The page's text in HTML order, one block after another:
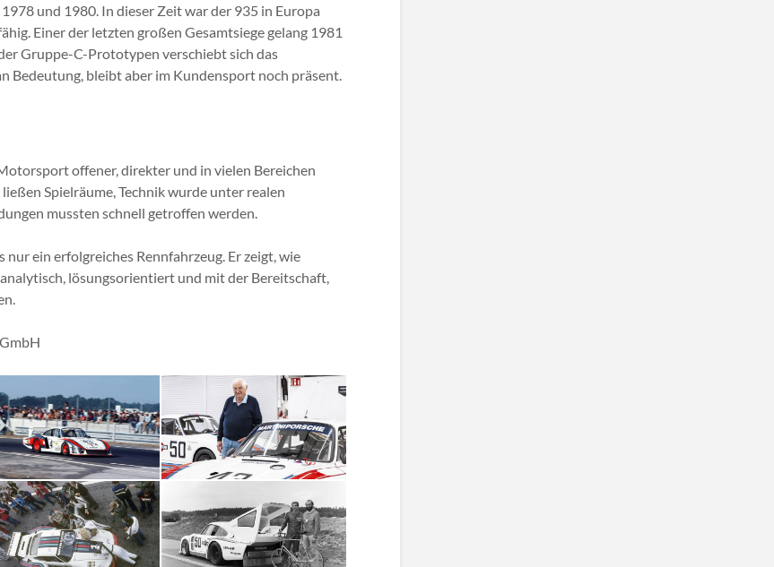
und 1980. In dieser Zeit war der 935 in Europa
Einer der letzten großen Gesamtsiege gelang 1981
Gruppe-C-Prototypen verschiebt sich das
Bedeutung, bleibt aber im Kundensport noch präsent.
offener, direkter und in vielen Bereichen
Spielräume, Technik wurde unter realen
mussten schnell getroffen werden.
nur ein erfolgreiches Rennfahrzeug. Er zeigt, wie
lösungsorientiert und mit der Bereitschaft,